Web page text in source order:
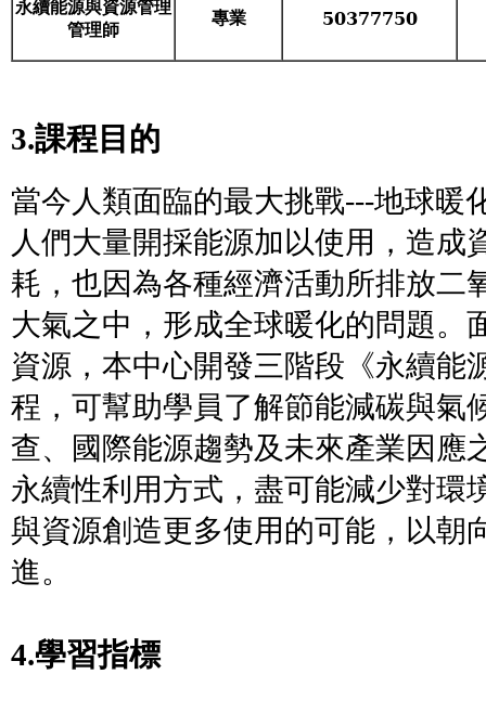
永續能源與資源管理
管理師
專業 50377750
3.課程目的
當今人類面臨的最大挑戰---地球暖
人們大量開採能源加以使用，造成
耗，也因為各種經濟活動所排放二
大氣之中，形成全球暖化的問題。
資源，本中心開發三階段《永續能
程，可幫助學員了解節能減碳與氣
查、國際能源趨勢及未來產業因應
永續性利用方式，盡可能減少對環
與資源創造更多使用的可能，以朝
進。
4.學習指標